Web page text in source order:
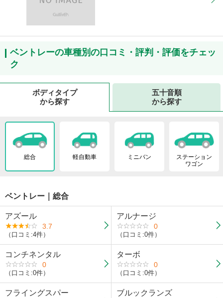
ベントレーの車種別の口コミ・評判・評価をチェッ
ク
ボディタイプ
から探す
五十音順
から探す
総合 軽自動車 ミニバン
ステーション
ワゴン
ベントレー｜総合
アズール
3.7
（口コミ:4件）
アルナージ
0
（口コミ:0件）
コンチネンタル
0
（口コミ:0件）
ターボ
0
（口コミ:0件）
フライングスパー ブルックランズ